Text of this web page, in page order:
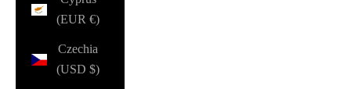
(EUR €)
Czechia
(USD $)